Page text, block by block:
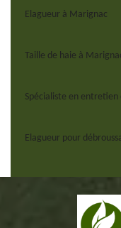
Elagueur à Marignac
Taille de haie à
Spécialiste en
Elagueur pour